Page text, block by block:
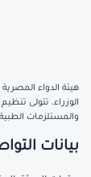
هيئة الدواء
الوزراء، تتولى
والمستلزمات
بيانات